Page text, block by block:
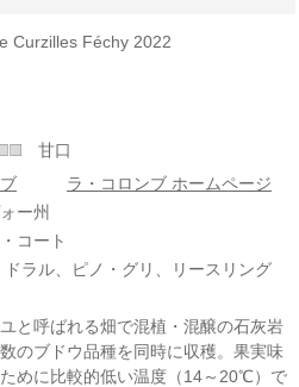
Curzilles Féchy 2022
甘口
ラ・コロンブ ホームページ
ー州
コート
ドラル、ピノ・グリ、リースリング
と呼ばれる畑で混植・混醸の石灰岩
のブドウ品種を同時に収穫。果実味
めに比較的低い温度（14～20℃）で